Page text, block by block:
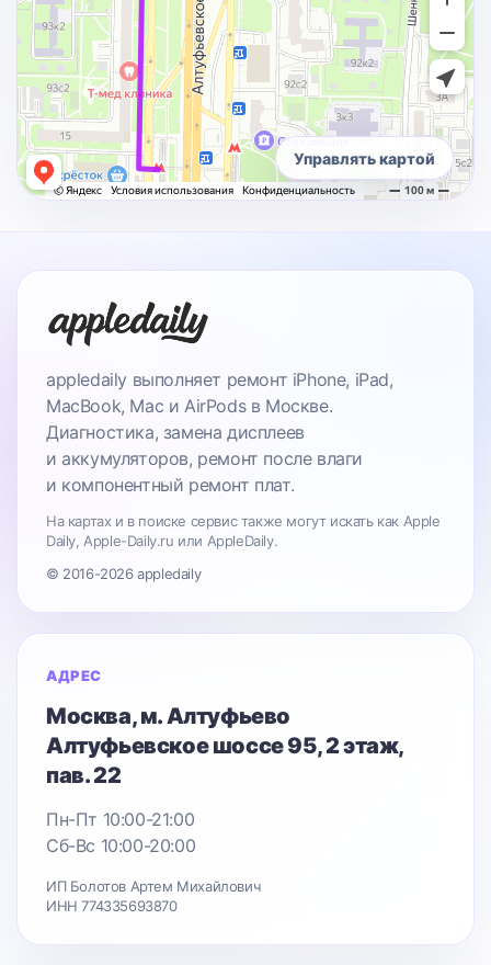
Управлять картой
appledaily выполняет ремонт iPhone, iPad,
MacBook, Mac и AirPods в Москве.
Диагностика, замена дисплеев
и аккумуляторов, ремонт после влаги
и компонентный ремонт плат.
На картах и в поиске сервис также могут искать как Apple
Daily, Apple-Daily.ru или AppleDaily.
© 2016-2026 appledaily
АДРЕС
Москва, м. Алтуфьево
Алтуфьевское шоссе 95, 2 этаж,
пав. 22
Пн-Пт 10:00-21:00
Сб-Вс 10:00-20:00
ИП Болотов Артем Михайлович
ИНН 774335693870